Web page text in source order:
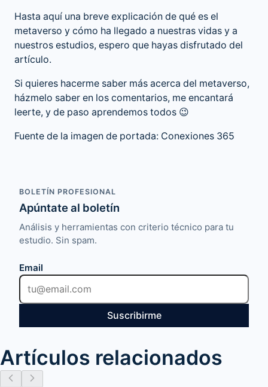
Hasta aquí una breve explicación de qué es el
metaverso y cómo ha llegado a nuestras vidas y a
nuestros estudios, espero que hayas disfrutado del
artículo.
Si quieres hacerme saber más acerca del metaverso,
házmelo saber en los comentarios, me encantará
leerte, y de paso aprendemos todos 😉
Fuente de la imagen de portada: Conexiones 365
BOLETÍN PROFESIONAL
Apúntate al boletín
Análisis y herramientas con criterio técnico para tu
estudio. Sin spam.
Email
Suscribirme
Artículos relacionados